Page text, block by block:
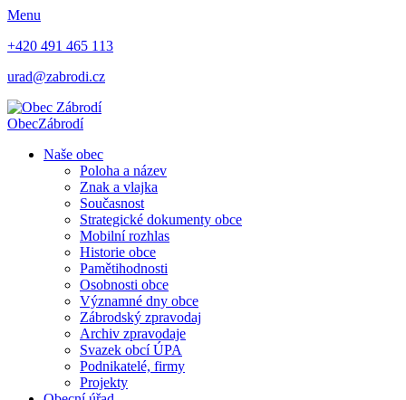
Menu
+420 491 465 113
urad@zabrodi.cz
ObecZábrodí
Naše obec
Poloha a název
Znak a vlajka
Současnost
Strategické dokumenty obce
Mobilní rozhlas
Historie obce
Pamětihodnosti
Osobnosti obce
Významné dny obce
Zábrodský zpravodaj
Archiv zpravodaje
Svazek obcí ÚPA
Podnikatelé, firmy
Projekty